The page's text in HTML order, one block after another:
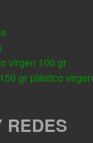
virgen 100 gr
gr plástico virgen
REDES